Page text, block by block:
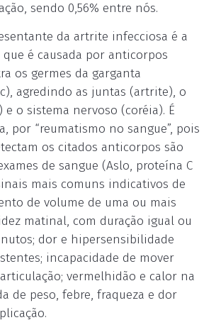
sendo 0,56% entre nós.
da artrite infecciosa é a
é causada por anticorpos
os germes da garganta
agredindo as juntas (artrite), o
e o sistema nervoso (coréia). É
por “reumatismo no sangue”, pois
os citados anticorpos são
de sangue (Aslo, proteína C
mais comuns indicativos de
de volume de uma ou mais
matinal, com duração igual ou
dor e hipersensibilidade
incapacidade de mover
vermelhidão e calor na
de peso, febre, fraqueza e dor